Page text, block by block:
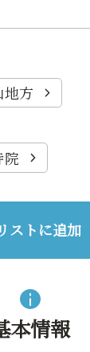
地方
院
ストに追加
本情報